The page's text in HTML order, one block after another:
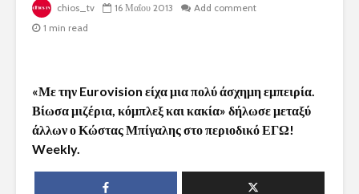
chios_tv 16 Μαΐου 2013
Add comment
1 min read
«Με την Eurovision είχα μια πολύ άσχημη εμπειρία.
Βίωσα μιζέρια, κόμπλεξ και κακία» δήλωσε μεταξύ
άλλων ο Κώστας Μπίγαλης στο περιοδικό ΕΓΩ!
Weekly.